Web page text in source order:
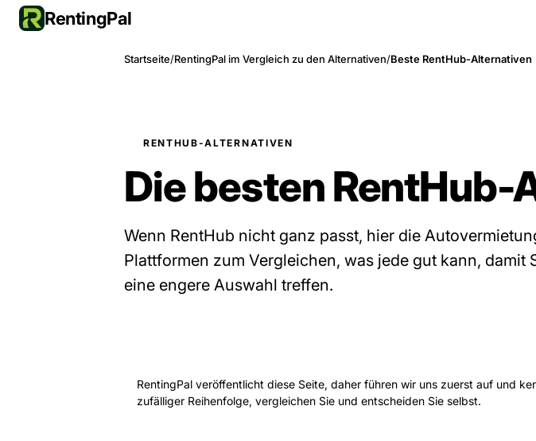
RentingPal
Startseite/RentingPal im Vergleich zu den Alternativen/Beste RentHub-Alternativen
RENTHUB-ALTERNATIVEN
Die besten
Wenn RentHub nicht ganz passt, hier die
Plattformen zum Vergleichen, was jede gut kann, damit
eine engere Auswahl treffen.
RentingPal veröffentlicht diese Seite, daher führen wir uns zuerst auf und
zufälliger Reihenfolge, vergleichen Sie und entscheiden Sie selbst.